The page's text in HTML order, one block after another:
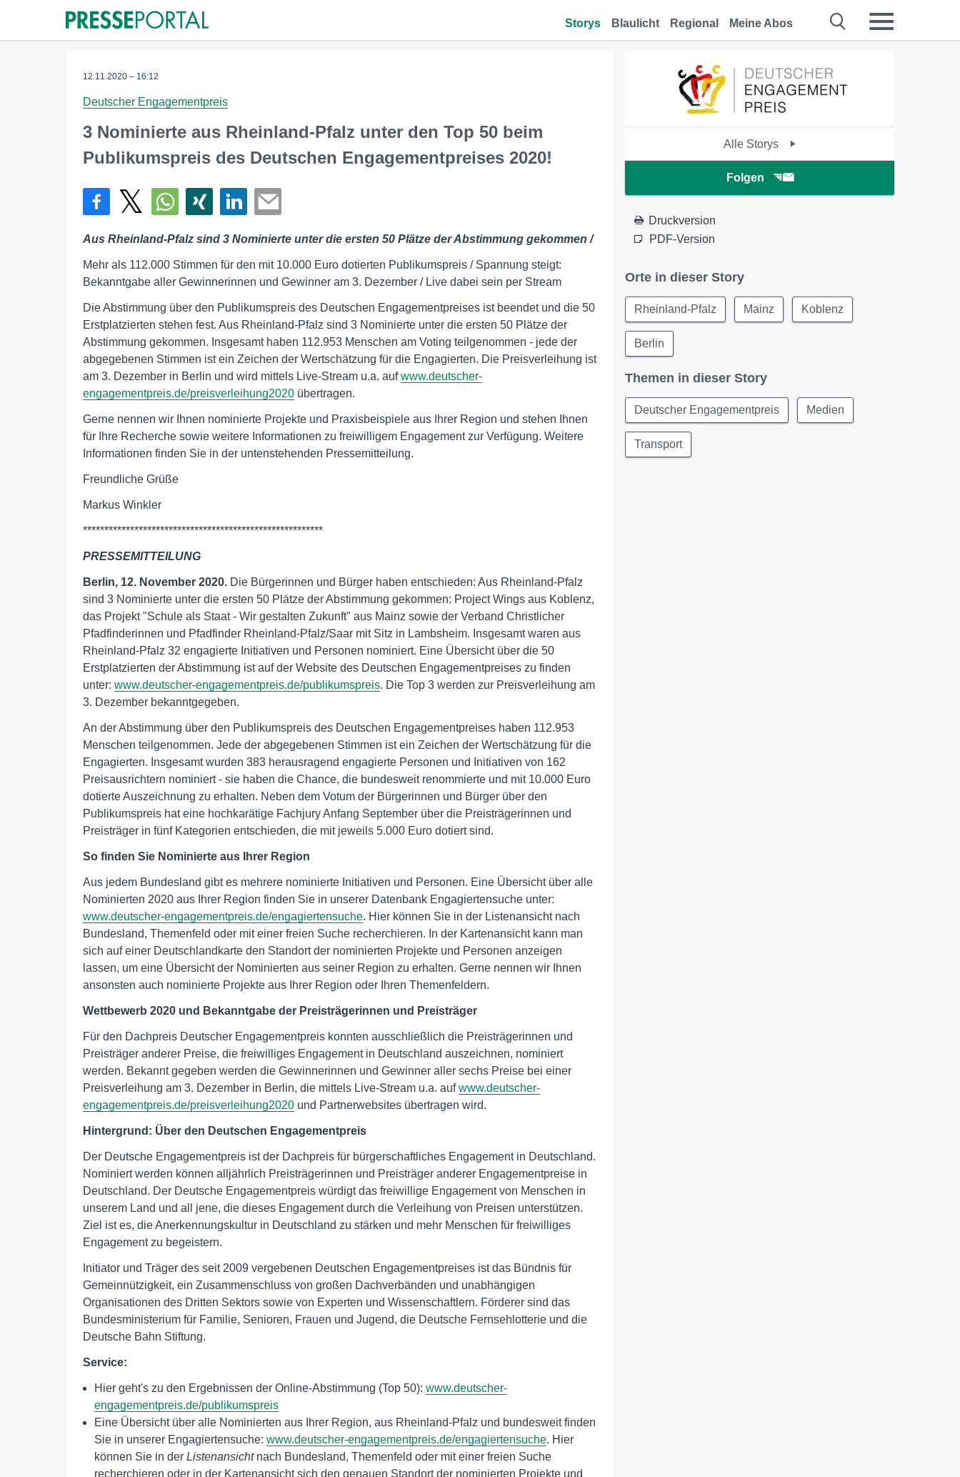
Storys Blaulicht Regional Meine Abos
12.11.2020 – 16:12
Deutscher Engagementpreis
3 Nominierte aus Rheinland-Pfalz unter den Top 50 beim
Publikumspreis des Deutschen Engagementpreises 2020!
Aus Rheinland-Pfalz sind 3 Nominierte unter die ersten 50 Plätze der Abstimmung gekommen /
Mehr als 112.000 Stimmen für den mit 10.000 Euro dotierten Publikumspreis / Spannung steigt:
Bekanntgabe aller Gewinnerinnen und Gewinner am 3. Dezember / Live dabei sein per Stream
Die Abstimmung über den Publikumspreis des Deutschen Engagementpreises ist beendet und die 50
Erstplatzierten stehen fest. Aus Rheinland-Pfalz sind 3 Nominierte unter die ersten 50 Plätze der
Abstimmung gekommen. Insgesamt haben 112.953 Menschen am Voting teilgenommen - jede der
abgegebenen Stimmen ist ein Zeichen der Wertschätzung für die Engagierten. Die Preisverleihung ist
am 3. Dezember in Berlin und wird mittels Live-Stream u.a. aufwww.deutscher-
engagementpreis.de/preisverleihung2020 übertragen.
Gerne nennen wir Ihnen nominierte Projekte und Praxisbeispiele aus Ihrer Region und stehen Ihnen
für Ihre Recherche sowie weitere Informationen zu freiwilligem Engagement zur Verfügung. Weitere
Informationen finden Sie in der untenstehenden Pressemitteilung.
Freundliche Grüße
Markus Winkler
********************************************************
PRESSEMITTEILUNG
Berlin, 12. November 2020. Die Bürgerinnen und Bürger haben entschieden: Aus Rheinland-Pfalz
sind 3 Nominierte unter die ersten 50 Plätze der Abstimmung gekommen: Project Wings aus Koblenz,
das Projekt "Schule als Staat - Wir gestalten Zukunft" aus Mainz sowie der Verband Christlicher
Pfadfinderinnen und Pfadfinder Rheinland-Pfalz/Saar mit Sitz in Lambsheim. Insgesamt waren aus
Rheinland-Pfalz 32 engagierte Initiativen und Personen nominiert. Eine Übersicht über die 50
Erstplatzierten der Abstimmung ist auf der Website des Deutschen Engagementpreises zu finden
unter: www.deutscher-engagementpreis.de/publikumspreis. Die Top 3 werden zur Preisverleihung am
3. Dezember bekanntgegeben.
An der Abstimmung über den Publikumspreis des Deutschen Engagementpreises haben 112.953
Menschen teilgenommen. Jede der abgegebenen Stimmen ist ein Zeichen der Wertschätzung für die
Engagierten. Insgesamt wurden 383 herausragend engagierte Personen und Initiativen von 162
Preisausrichtern nominiert - sie haben die Chance, die bundesweit renommierte und mit 10.000 Euro
dotierte Auszeichnung zu erhalten. Neben dem Votum der Bürgerinnen und Bürger über den
Publikumspreis hat eine hochkarätige Fachjury Anfang September über die Preisträgerinnen und
Preisträger in fünf Kategorien entschieden, die mit jeweils 5.000 Euro dotiert sind.
So finden Sie Nominierte aus Ihrer Region
Aus jedem Bundesland gibt es mehrere nominierte Initiativen und Personen. Eine Übersicht über alle
Nominierten 2020 aus Ihrer Region finden Sie in unserer Datenbank Engagiertensuche unter:
www.deutscher-engagementpreis.de/engagiertensuche. Hier können Sie in der Listenansicht nach
Bundesland, Themenfeld oder mit einer freien Suche recherchieren. In der Kartenansicht kann man
sich auf einer Deutschlandkarte den Standort der nominierten Projekte und Personen anzeigen
lassen, um eine Übersicht der Nominierten aus seiner Region zu erhalten. Gerne nennen wir Ihnen
ansonsten auch nominierte Projekte aus Ihrer Region oder Ihren Themenfeldern.
Wettbewerb 2020 und Bekanntgabe der Preisträgerinnen und Preisträger
Für den Dachpreis Deutscher Engagementpreis konnten ausschließlich die Preisträgerinnen und
Preisträger anderer Preise, die freiwilliges Engagement in Deutschland auszeichnen, nominiert
werden. Bekannt gegeben werden die Gewinnerinnen und Gewinner aller sechs Preise bei einer
Preisverleihung am 3. Dezember in Berlin, die mittels Live-Stream u.a. aufwww.deutscher-
engagementpreis.de/preisverleihung2020 und Partnerwebsites übertragen wird.
Hintergrund: Über den Deutschen Engagementpreis
Der Deutsche Engagementpreis ist der Dachpreis für bürgerschaftliches Engagement in Deutschland.
Nominiert werden können alljährlich Preisträgerinnen und Preisträger anderer Engagementpreise in
Deutschland. Der Deutsche Engagementpreis würdigt das freiwillige Engagement von Menschen in
unserem Land und all jene, die dieses Engagement durch die Verleihung von Preisen unterstützen.
Ziel ist es, die Anerkennungskultur in Deutschland zu stärken und mehr Menschen für freiwilliges
Engagement zu begeistern.
Initiator und Träger des seit 2009 vergebenen Deutschen Engagementpreises ist das Bündnis für
Gemeinnützigkeit, ein Zusammenschluss von großen Dachverbänden und unabhängigen
Organisationen des Dritten Sektors sowie von Experten und Wissenschaftlern. Förderer sind das
Bundesministerium für Familie, Senioren, Frauen und Jugend, die Deutsche Fernsehlotterie und die
Deutsche Bahn Stiftung.
Service:
Hier geht's zu den Ergebnissen der Online-Abstimmung (Top 50): www.deutscher-
engagementpreis.de/publikumspreis
Eine Übersicht über alle Nominierten aus Ihrer Region, aus Rheinland-Pfalz und bundesweit finden
Sie in unserer Engagiertensuche: www.deutscher-engagementpreis.de/engagiertensuche. Hier
können Sie in der Listenansichtnach Bundesland, Themenfeld oder mit einer freien Suche
recherchieren oder in der Kartenansicht sich den genauen Standort der nominierten Projekte und
Alle Storys
Folgen
Druckversion
PDF-Version
Orte in dieser Story
Rheinland-Pfalz Mainz Koblenz
Berlin
Themen in dieser Story
Deutscher Engagementpreis Medien
Transport